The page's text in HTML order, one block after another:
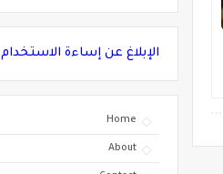
الإبلاغ عن إساءة الاستخدام
Home
About